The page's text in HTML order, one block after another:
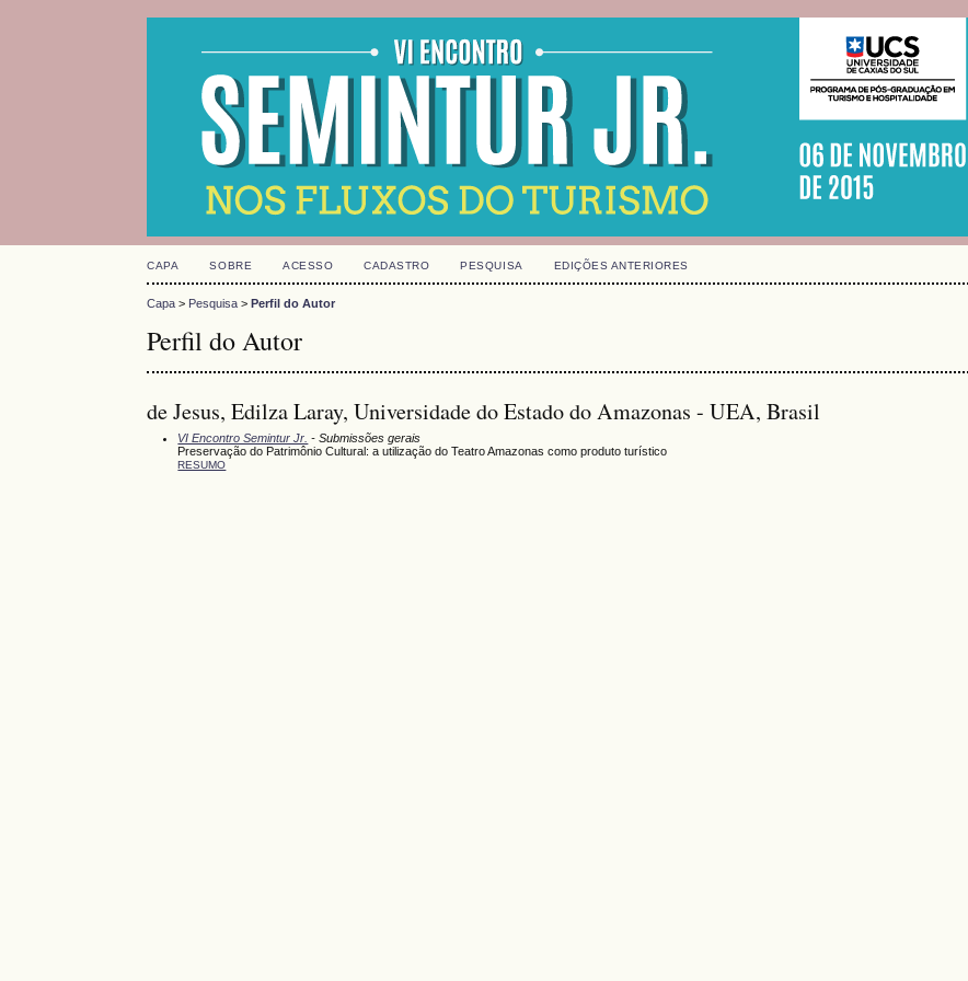
CAPA SOBRE ACESSO CADASTRO PESQUISA EDIÇÕES ANTERIORES
Capa > Pesquisa >Perfil do Autor
Perfil do Autor
de Jesus, Edilza Laray, Universidade do Estado do Amazonas - UEA, Brasil
VI Encontro Semintur Jr. - Submissões gerais
Preservação do Patrimônio Cultural: a utilização do Teatro Amazonas como produto turístico
RESUMO